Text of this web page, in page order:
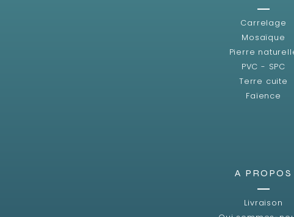
Carrelage
Mosaïque
Pierre
PVC - SPC
Terre cuite
Faïence
A PROPOS
Livraison